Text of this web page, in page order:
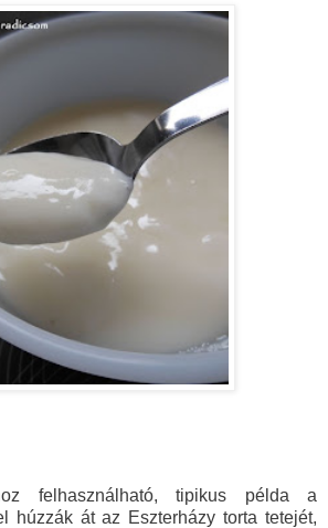
felhasználható, tipikus példa a
húzzák át az Eszterházy torta tetejét,